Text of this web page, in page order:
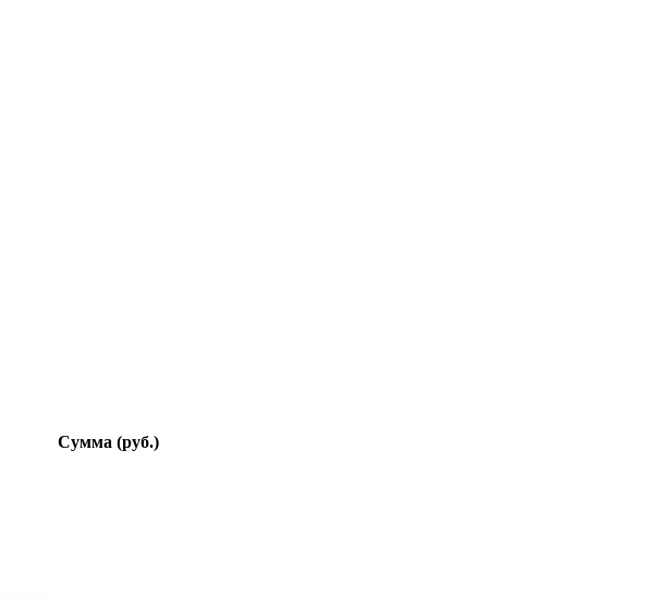
Сумма (руб.)